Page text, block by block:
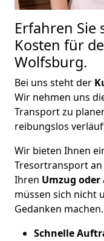
Erfahren Sie
Kosten für
Wolfsburg.
Bei uns steht der
Wir nehmen uns
Transport zu
reibungslos
Wir bieten Ihnen
Tresortransport an
Ihren Umzug
müssen sich nicht
Gedanken machen.
Schnelle